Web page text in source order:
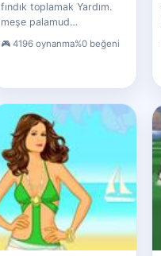
fındık toplamak Yardım.
meşe palamud…
4196 oynanma%0 beğeni